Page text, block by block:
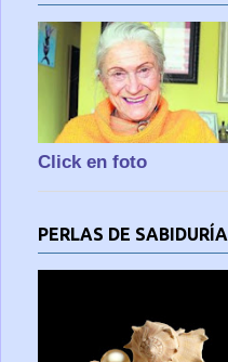
Click en foto
PERLAS DE SABIDURÍA